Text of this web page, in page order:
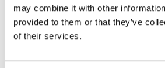
may combine it with other
provided to them or that they’ve
of their services.